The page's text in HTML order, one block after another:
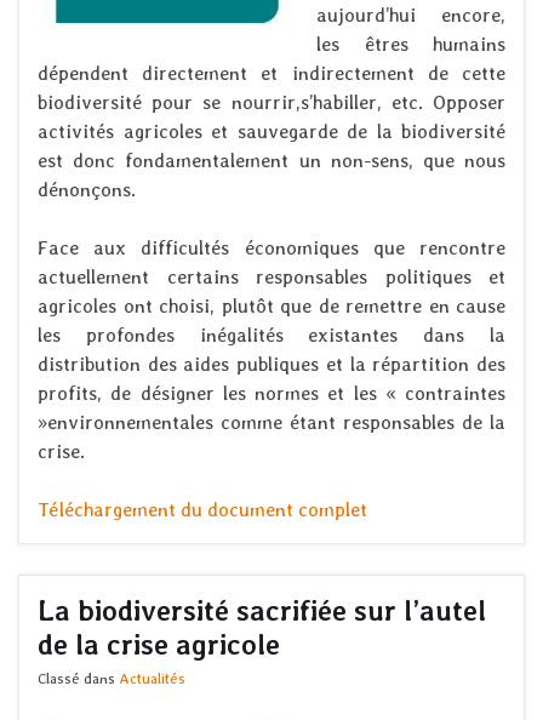
aujourd’hui encore,
les êtres humains
dépendent directement et indirectement de cette
biodiversité pour se nourrir,s’habiller, etc. Opposer
activités agricoles et sauvegarde de la biodiversité
est donc fondamentalement un non-sens, que nous
dénonçons.
Face aux difficultés économiques que rencontre
actuellement certains responsables politiques et
agricoles ont choisi, plutôt que de remettre en cause
les profondes inégalités existantes dans la
distribution des aides publiques et la répartition des
profits, de désigner les normes et les « contraintes
»environnementales comme étant responsables de la
crise.
Téléchargement du document complet
La biodiversité sacrifiée sur l’autel
de la crise agricole
Classé dans Actualités